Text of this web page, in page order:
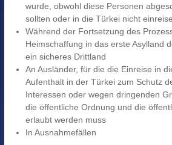
wurde, obwohl diese Personen
sollten oder in die Türkei nicht
Während der Fortsetzung des
Heimschaffung in das erste Asylland
ein sicheres Drittland
An Ausländer, für die die Einreise in
Aufenthalt in der Türkei zum Schutz
Interessen oder wegen dringenden
die öffentliche Ordnung und die
erlaubt werden muss
In Ausnahmefällen